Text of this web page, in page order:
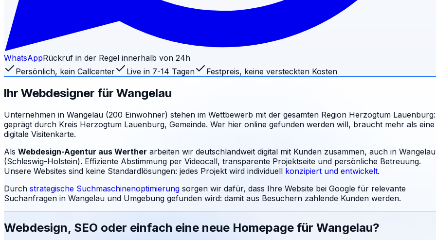
WhatsAppRückruf in der Regel innerhalb von 24h
Persönlich, kein Callcenter
Live in 7-14 Tagen Festpreis, keine versteckten Kosten
Ihr Webdesigner für Wangelau
Unternehmen in Wangelau (200 Einwohner) stehen im Wettbewerb mit der gesamten Region Herzogtum Lauenburg:
geprägt durch Kreis Herzogtum Lauenburg, Gemeinde. Wer hier online gefunden werden will, braucht mehr als eine
digitale Visitenkarte.
Als Webdesign-Agentur aus Werther arbeiten wir deutschlandweit digital mit Kunden zusammen, auch in Wangelau
(Schleswig-Holstein). Effiziente Abstimmung per Videocall, transparente Projektseite und persönliche Betreuung.
Unsere Websites sind keine Standardlösungen: jedes Projekt wird individuell konzipiert und entwickelt.
Durch strategische Suchmaschinenoptimierung sorgen wir dafür, dass Ihre Website bei Google für relevante
Suchanfragen in Wangelau und Umgebung gefunden wird: damit aus Besuchern zahlende Kunden werden.
Webdesign, SEO oder einfach eine neue Homepage für Wangelau?